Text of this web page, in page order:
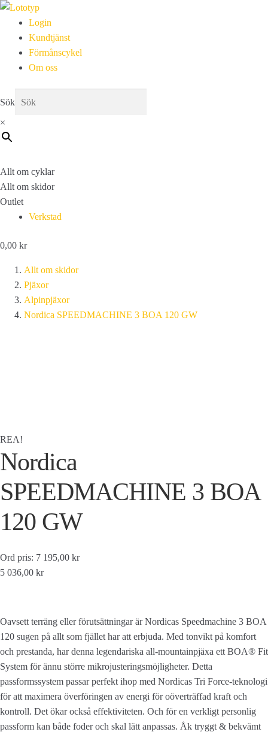
Login
Kundtjänst
Förmånscykel
Om oss
Sök
×
Allt om cyklar
Allt om skidor
Outlet
Verkstad
0,00 kr
Allt om skidor
Pjäxor
Alpinpjäxor
Nordica SPEEDMACHINE 3 BOA 120 GW
REA!
Nordica
SPEEDMACHINE 3 BOA
120 GW
Ord pris: 7 195,00 kr
5 036,00 kr
Oavsett terräng eller förutsättningar är Nordicas Speedmachine 3 BOA
120 sugen på allt som fjället har att erbjuda. Med tonvikt på komfort
och prestanda, har denna legendariska all-mountainpjäxa ett BOA® Fit
System för ännu större mikrojusteringsmöjligheter. Detta
passformssystem passar perfekt ihop med Nordicas Tri Force-teknologi
för att maximera överföringen av energi för oöverträffad kraft och
kontroll. Det ökar också effektiviteten. Och för en verkligt personlig
passform kan både foder och skal lätt anpassas. Åk tryggt & bekvämt